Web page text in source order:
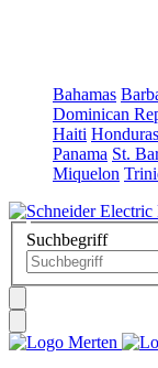
Bahamas
Dominican
Haiti Honduras
Panama St.
Miquelon
Suchbegriff